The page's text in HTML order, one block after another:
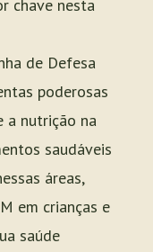
chave nesta
de Defesa
poderosas
a nutrição na
saudáveis
áreas,
em crianças e
saúde